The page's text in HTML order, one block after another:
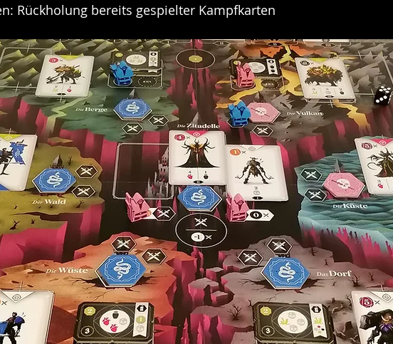
Rückholung bereits gespielter Kampfkarten